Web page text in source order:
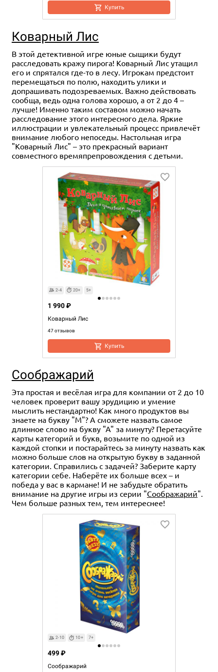
Купить
Коварный Лис
В этой детективной игре юные сыщики будут
расследовать кражу пирога! Коварный Лис утащил
его и спрятался где-то в лесу. Игрокам предстоит
перемещаться по полю, находить улики и
допрашивать подозреваемых. Важно действовать
сообща, ведь одна голова хорошо, а от 2 до 4 –
лучше! Именно таким составом можно начать
расследование этого интересного дела. Яркие
иллюстрации и увлекательный процесс привлечёт
внимание любого непоседы. Настольная игра
"Коварный Лис" – это прекрасный вариант
совместного времяпрепровождения с детьми.
2-4 20+ 5+
Коварный Лис
47 отзывов
1 990 ₽
Купить
Соображарий
Эта простая и весёлая игра для компании от 2 до 10
человек проверит вашу эрудицию и умение
мыслить нестандартно! Как много продуктов вы
знаете на букву "М"? А сможете назвать самое
длинное слово на букву "А" за минуту? Перетасуйте
карты категорий и букв, возьмите по одной из
каждой стопки и постарайтесь за минуту назвать как
можно больше слов на открытую букву в заданной
категории. Справились с задачей? Заберите карту
категории себе. Наберёте их больше всех – и
победа у вас в кармане! И не забудьте обратить
внимание на другие игры из серии "Соображарий".
Чем больше разных тем, тем интереснее!
2-10 10+ 7+
Соображарий
499 ₽